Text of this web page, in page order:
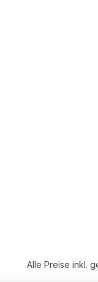
Alle Preise inkl.